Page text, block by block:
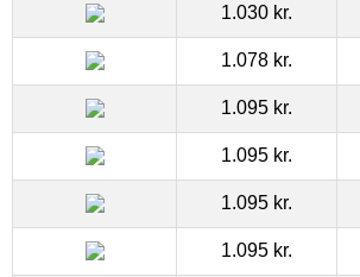
1.030 kr.
1.078 kr.
1.095 kr.
1.095 kr.
1.095 kr.
1.095 kr.